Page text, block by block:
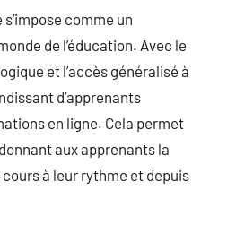
comme un
de l’éducation. Avec le
et l’accès généralisé à
d’apprenants
en ligne. Cela permet
aux apprenants la
à leur rythme et depuis